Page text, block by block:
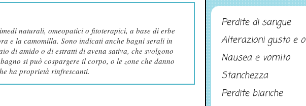
naturali, omeopatici o fitoterapici, a base di erbe
e la camomilla. Sono indicati anche bagni serali in
di amido o di estratti di avena sativa, che svolgono
si può cospargere il corpo, o le zone che danno
ha proprietà rinfrescanti.
Perdite di sangue
Alterazioni gusto e
Nausea e vomito
Stanchezza
Perdite bianche